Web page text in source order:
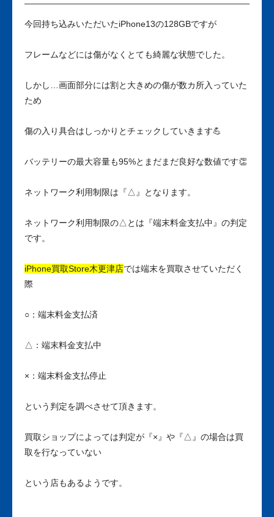
今回持ち込みいただいたiPhone13の128GBですが
フレームなどには傷がなくとても綺麗な状態でした。
しかし…画面部分には割と大きめの傷が数カ所入っていた
ため
傷の入り具合はしっかりとチェックしていきます💪
バッテリーの最大容量も95%とまだまだ良好な数値です👏
ネットワーク利用制限は『△』となります。
ネットワーク利用制限の△とは『端末料金支払中』の判定
です。
iPhone買取Store木更津店では端末を買取させていただく
際
○：端末料金支払済
△：端末料金支払中
×：端末料金支払停止
という判定を調べさせて頂きます。
買取ショップによっては判定が『×』や『△』の場合は買
取を行なっていない
という店もあるようです。